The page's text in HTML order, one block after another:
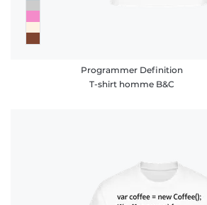
Programmer Definition
T-shirt homme B&C